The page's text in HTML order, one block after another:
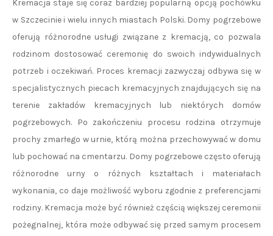
Kremacja staje się coraz bardziej popularną opcją pochówku
w Szczecinie i wielu innych miastach Polski. Domy pogrzebowe
oferują różnorodne usługi związane z kremacją, co pozwala
rodzinom dostosować ceremonię do swoich indywidualnych
potrzeb i oczekiwań. Proces kremacji zazwyczaj odbywa się w
specjalistycznych piecach kremacyjnych znajdujących się na
terenie zakładów kremacyjnych lub niektórych domów
pogrzebowych. Po zakończeniu procesu rodzina otrzymuje
prochy zmarłego w urnie, którą można przechowywać w domu
lub pochować na cmentarzu. Domy pogrzebowe często oferują
różnorodne urny o różnych kształtach i materiałach
wykonania, co daje możliwość wyboru zgodnie z preferencjami
rodziny. Kremacja może być również częścią większej ceremonii
pożegnalnej, która może odbywać się przed samym procesem